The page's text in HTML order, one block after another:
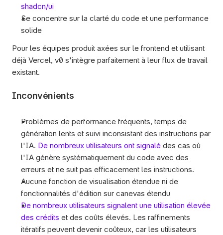
shadcn/ui
Se concentre sur la clarté du code et une performance
solide
Pour les équipes produit axées sur le frontend et utilisant
déjà Vercel, v0 s'intègre parfaitement à leur flux de travail
existant.
Inconvénients
Problèmes de performance fréquents, temps de
génération lents et suivi inconsistant des instructions par
l'IA. De nombreux utilisateurs ont signalé des cas où
l'IA génère systématiquement du code avec des
erreurs et ne suit pas efficacement les instructions.
Aucune fonction de visualisation étendue ni de
fonctionnalités d'édition sur canevas étendu
De nombreux utilisateurs signalent une utilisation élevée
des crédits et des coûts élevés. Les raffinements
itératifs peuvent devenir coûteux, car les utilisateurs